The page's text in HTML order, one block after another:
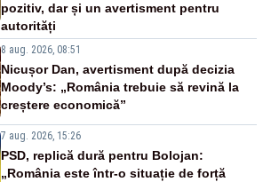
pozitiv, dar și un avertisment pentru
autorități
8 aug. 2026, 08:51
Nicușor Dan, avertisment după decizia
Moody’s: „România trebuie să revină la
creștere economică”
7 aug. 2026, 15:26
PSD, replică dură pentru Bolojan:
„România este într-o situație de forță